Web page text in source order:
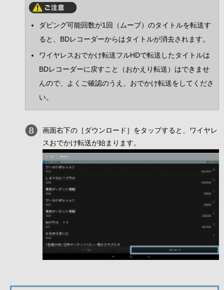
ダビング可能回数が1回（ムーブ）のタイトルを転送す
ると、BDレコーダーからはタイトルが消去されます。
ワイヤレスおでかけ転送フルHDで転送したタイトルは
BDレコーダーに戻すこと（おかえり転送）はできませ
んので、よくご確認のうえ、おでかけ転送をしてくださ
い。
画面右下の［ダウンロード］をタップすると、ワイヤレ
スおでかけ転送が始まります。